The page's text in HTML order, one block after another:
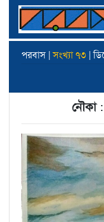
পরবাস |সংখ্যা ৭৩ |
নৌকা